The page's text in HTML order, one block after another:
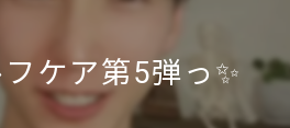
ケア第5弾っ✨